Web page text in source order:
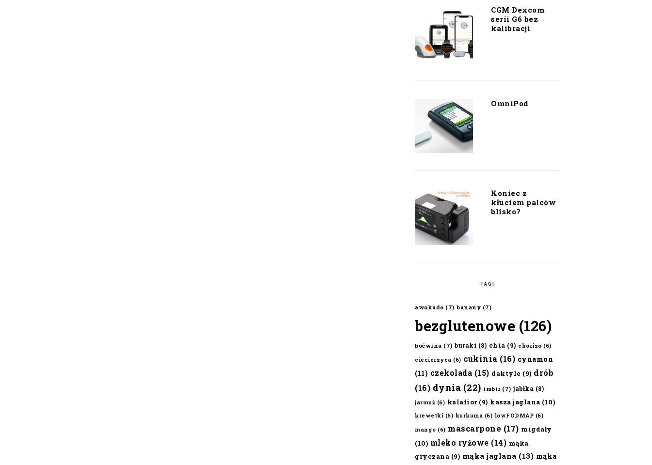
CGM Dexcom
serii G6 bez
kalibracji
OmniPod
Koniec z
kłuciem palców
blisko?
TAGI
awokado (7) banany (7)
bezglutenowe (126)
boćwina (7) buraki (8) chia (9) chorizo (6)
ciecierzyca (6) cukinia (16) cynamon
(11) czekolada (15) daktyle (9) drób
(16) dynia (22) imbir (7) jabłka (8)
jarmuż (6) kalafior(9) kasza jaglana (10)
krewetki (6) kurkuma (6) lowFODMAP (6)
mango (6) mascarpone (17) migdały
(10) mleko ryżowe (14) mąka
gryczana (9) mąka jaglana (13) mąka